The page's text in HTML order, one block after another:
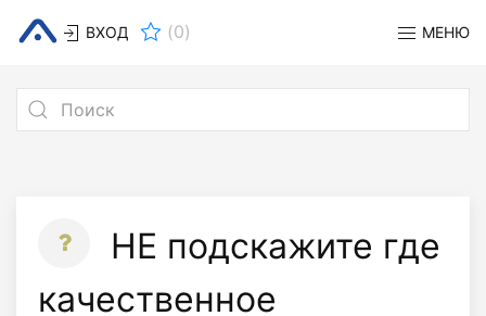
ВХОД (0) МЕНЮ
НЕ подскажите где
качественное